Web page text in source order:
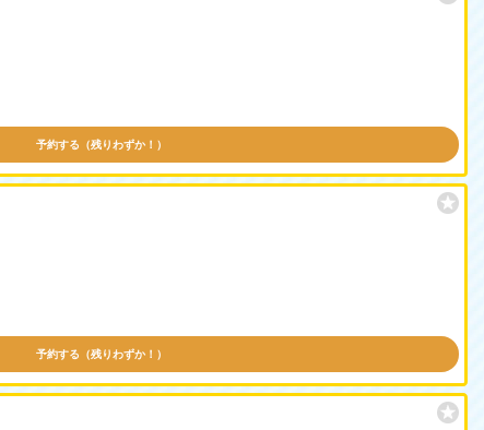
予約する（残りわずか！）
予約する（残りわずか！）